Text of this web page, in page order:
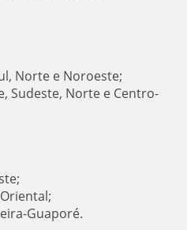
Norte e Noroeste;
Sudeste, Norte e Centro-
Guaporé.